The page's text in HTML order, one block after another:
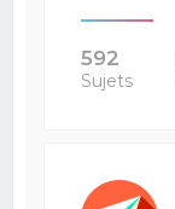
592
Sujets